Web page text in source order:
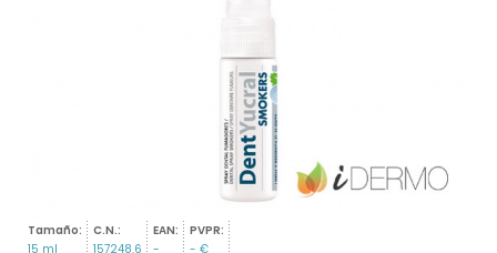
Tamaño:
15 ml
C.N.:
157248.6
EAN:
-
PVPR:
- €